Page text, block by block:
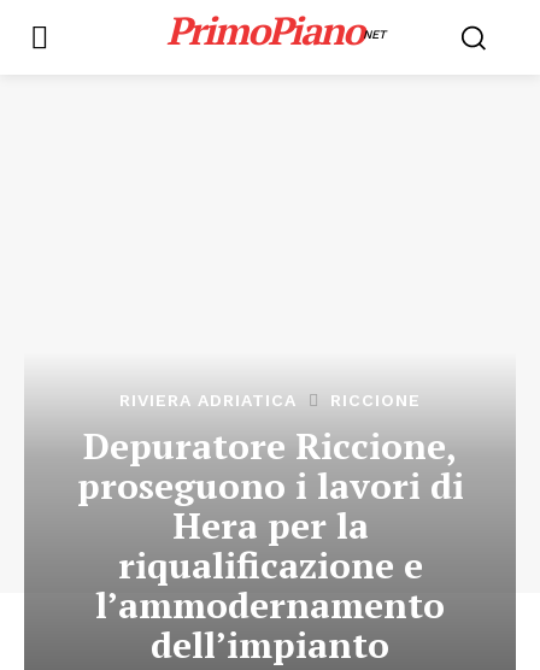
PrimoPianoNET
RIVIERA ADRIATICA RICCIONE
Depuratore Riccione,
proseguono i lavori di
Hera per la
riqualificazione e
l’ammodernamento
dell’impianto